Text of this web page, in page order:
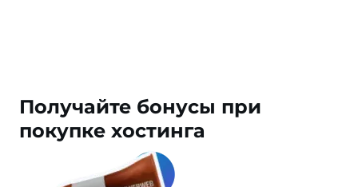
Получайте бонусы при
покупке хостинга